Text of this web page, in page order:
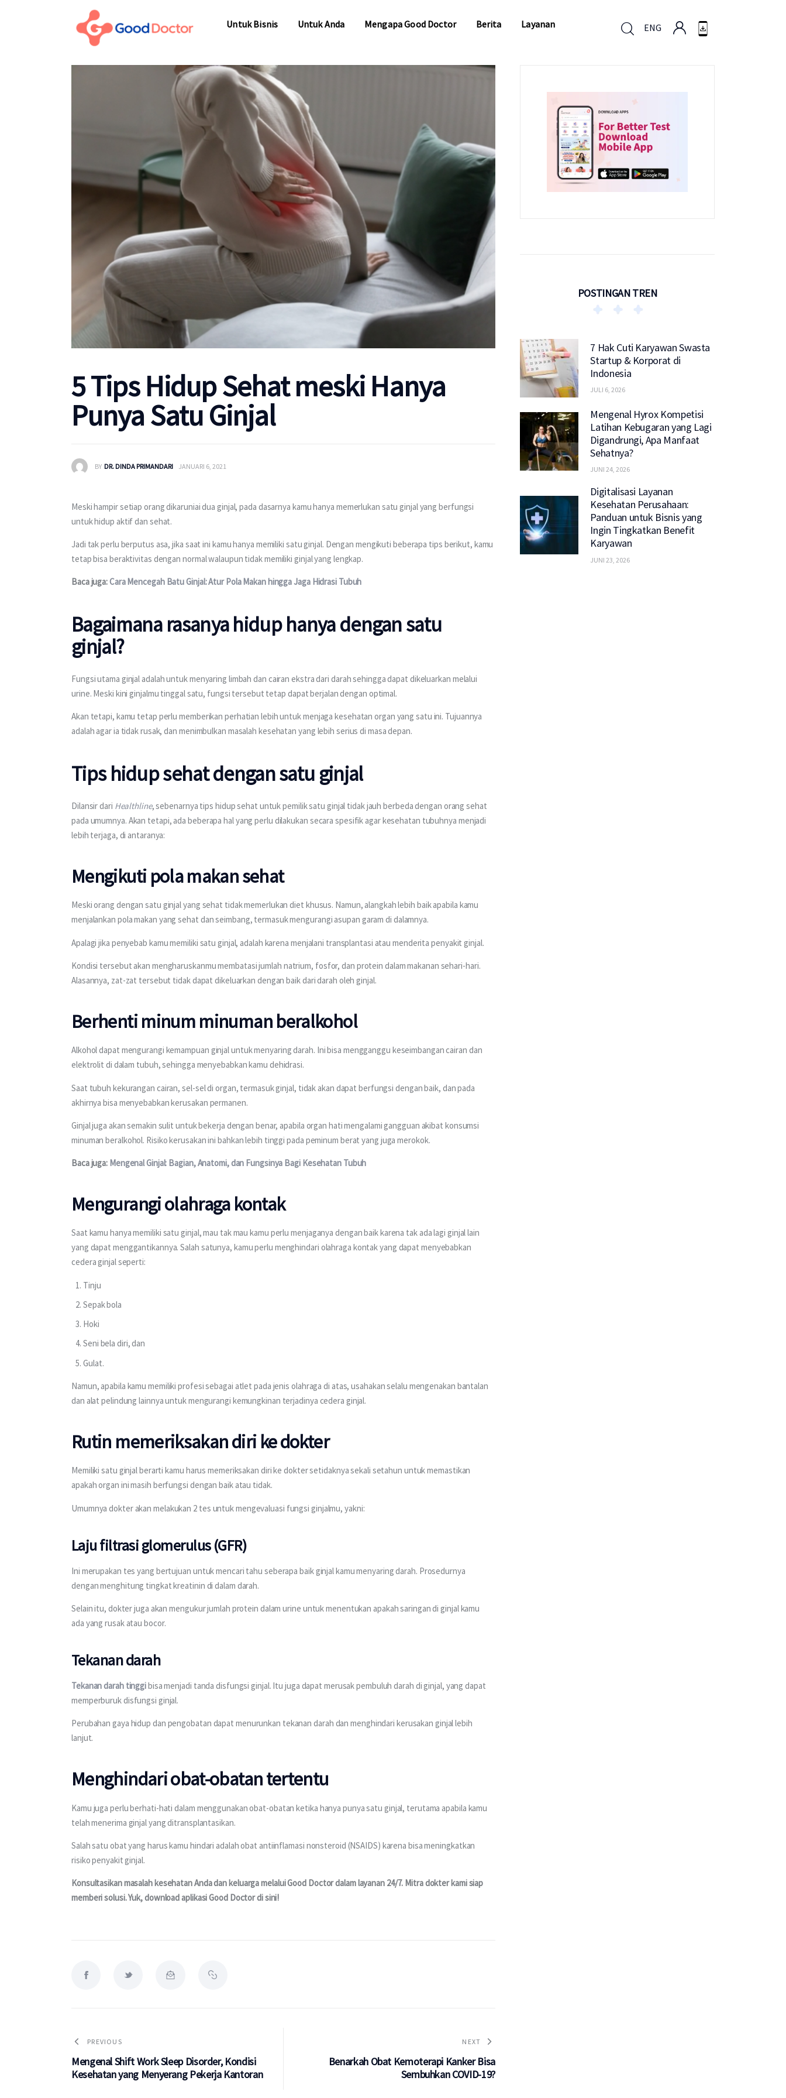
Untuk Bisnis Untuk Anda Mengapa Good Doctor Berita Layanan ENG
Untuk Bisnis
5 Tips Hidup Sehat meski Hanya
Punya Satu Ginjal
BY DR. DINDA PRIMANDARI JANUARI 6, 2021
Meski hampir setiap orang dikaruniai dua ginjal, pada dasarnya kamu hanya memerlukan satu ginjal yang berfungsi
untuk hidup aktif dan sehat.
Jadi tak perlu berputus asa, jika saat ini kamu hanya memiliki satu ginjal. Dengan mengikuti beberapa tips berikut, kamu
tetap bisa beraktivitas dengan normal walaupun tidak memiliki ginjal yang lengkap.
Baca juga:Cara Mencegah Batu Ginjal: Atur Pola Makan hingga Jaga Hidrasi Tubuh
Bagaimana rasanya hidup hanya dengan satu
ginjal?
Fungsi utama ginjal adalah untuk menyaring limbah dan cairan ekstra dari darah sehingga dapat dikeluarkan melalui
urine. Meski kini ginjalmu tinggal satu, fungsi tersebut tetap dapat berjalan dengan optimal.
Akan tetapi, kamu tetap perlu memberikan perhatian lebih untuk menjaga kesehatan organ yang satu ini. Tujuannya
adalah agar ia tidak rusak, dan menimbulkan masalah kesehatan yang lebih serius di masa depan.
Tips hidup sehat dengan satu ginjal
Dilansir dari Healthline, sebenarnya tips hidup sehat untuk pemilik satu ginjal tidak jauh berbeda dengan orang sehat
pada umumnya. Akan tetapi, ada beberapa hal yang perlu dilakukan secara spesifik agar kesehatan tubuhnya menjadi
lebih terjaga, di antaranya:
Mengikuti pola makan sehat
Meski orang dengan satu ginjal yang sehat tidak memerlukan diet khusus. Namun, alangkah lebih baik apabila kamu
menjalankan pola makan yang sehat dan seimbang, termasuk mengurangi asupan garam di dalamnya.
Apalagi jika penyebab kamu memiliki satu ginjal, adalah karena menjalani transplantasi atau menderita penyakit ginjal.
Kondisi tersebut akan mengharuskanmu membatasi jumlah natrium, fosfor, dan protein dalam makanan sehari-hari.
Alasannya, zat-zat tersebut tidak dapat dikeluarkan dengan baik dari darah oleh ginjal.
Berhenti minum minuman beralkohol
Alkohol dapat mengurangi kemampuan ginjal untuk menyaring darah. Ini bisa mengganggu keseimbangan cairan dan
elektrolit di dalam tubuh, sehingga menyebabkan kamu dehidrasi.
Saat tubuh kekurangan cairan, sel-sel di organ, termasuk ginjal, tidak akan dapat berfungsi dengan baik, dan pada
akhirnya bisa menyebabkan kerusakan permanen.
Ginjal juga akan semakin sulit untuk bekerja dengan benar, apabila organ hati mengalami gangguan akibat konsumsi
minuman beralkohol. Risiko kerusakan ini bahkan lebih tinggi pada peminum berat yang juga merokok.
Baca juga: Mengenal Ginjal: Bagian, Anatomi, dan Fungsinya Bagi Kesehatan Tubuh
Mengurangi olahraga kontak
Saat kamu hanya memiliki satu ginjal, mau tak mau kamu perlu menjaganya dengan baik karena tak ada lagi ginjal lain
yang dapat menggantikannya. Salah satunya, kamu perlu menghindari olahraga kontak yang dapat menyebabkan
cedera ginjal seperti:
Tinju
Sepak bola
Hoki
Seni bela diri, dan
Gulat.
Namun, apabila kamu memiliki profesi sebagai atlet pada jenis olahraga di atas, usahakan selalu mengenakan bantalan
dan alat pelindung lainnya untuk mengurangi kemungkinan terjadinya cedera ginjal.
Rutin memeriksakan diri ke dokter
Memiliki satu ginjal berarti kamu harus memeriksakan diri ke dokter setidaknya sekali setahun untuk memastikan
apakah organ ini masih berfungsi dengan baik atau tidak.
Umumnya dokter akan melakukan 2 tes untuk mengevaluasi fungsi ginjalmu, yakni:
Laju filtrasi glomerulus (GFR)
Ini merupakan tes yang bertujuan untuk mencari tahu seberapa baik ginjal kamu menyaring darah. Prosedurnya
dengan menghitung tingkat kreatinin di dalam darah.
Selain itu, dokter juga akan mengukur jumlah protein dalam urine untuk menentukan apakah saringan di ginjal kamu
ada yang rusak atau bocor.
Tekanan darah
Tekanan darah tinggi bisa menjadi tanda disfungsi ginjal. Itu juga dapat merusak pembuluh darah di ginjal, yang dapat
memperburuk disfungsi ginjal.
Perubahan gaya hidup dan pengobatan dapat menurunkan tekanan darah dan menghindari kerusakan ginjal lebih
lanjut.
Menghindari obat-obatan tertentu
Kamu juga perlu berhati-hati dalam menggunakan obat-obatan ketika hanya punya satu ginjal, terutama apabila kamu
telah menerima ginjal yang ditransplantasikan.
Salah satu obat yang harus kamu hindari adalah obat antiinflamasi nonsteroid (NSAIDS) karena bisa meningkatkan
risiko penyakit ginjal.
Konsultasikan masalah kesehatan Anda dan keluarga melalui Good Doctor dalam layanan 24/7. Mitra dokter kami siap
memberi solusi. Yuk, download aplikasi Good Doctor di sini!
PREVIOUS
Mengenal Shift Work Sleep Disorder, Kondisi
Kesehatan yang Menyerang Pekerja Kantoran
NEXT
Benarkah Obat Kemoterapi Kanker Bisa
Sembuhkan COVID-19?
POSTINGAN TREN
7 Hak Cuti Karyawan Swasta
Startup & Korporat di
Indonesia
JULI 6, 2026
Mengenal Hyrox Kompetisi
Latihan Kebugaran yang Lagi
Digandrungi, Apa Manfaat
Sehatnya?
JUNI 24, 2026
Digitalisasi Layanan
Kesehatan Perusahaan:
Panduan untuk Bisnis yang
Ingin Tingkatkan Benefit
Karyawan
JUNI 23, 2026